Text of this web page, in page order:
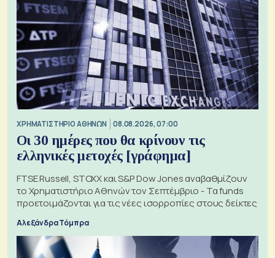
XΡΗΜΑΤΙΣΤΗΡΙΟ ΑΘΗΝΩΝ 08.08.2026, 07:00
Οι 30 ημέρες που θα κρίνουν τις
ελληνικές μετοχές [γράφημα]
FTSE Russell, STOXX και S&P Dow Jones αναβαθμίζουν
το Χρηματιστήριο Αθηνών τον Σεπτέμβριο - Τα funds
προετοιμάζονται για τις νέες ισορροπίες στους δείκτες
Αλεξάνδρα Τόμπρα